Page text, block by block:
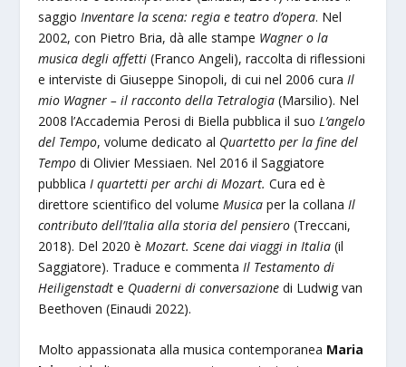
saggioInventare la scena: regia e teatro d’opera. Nel
2002, con Pietro Bria, dà alle stampe Wagner o la
musica degli affetti (Franco Angeli), raccolta di riflessioni
e interviste di Giuseppe Sinopoli, di cui nel 2006 curaIl
mio Wagner – il racconto della Tetralogia(Marsilio). Nel
2008 l’Accademia Perosi di Biella pubblica il suoL’angelo
del Tempo, volume dedicato al Quartetto per la fine del
Tempodi Olivier Messiaen. Nel 2016 il Saggiatore
pubblicaI quartetti per archi di Mozart.Cura ed è
direttore scientifico del volumeMusica per la collanaIl
contributo dell’Italia alla storia del pensiero(Treccani,
2018). Del 2020 èMozart. Scene dai viaggi in Italia(il
Saggiatore). Traduce e commentaIl Testamento di
Heiligenstadt e Quaderni di conversazione di Ludwig van
Beethoven (Einaudi 2022).
Molto appassionata alla musica contemporanea Maria